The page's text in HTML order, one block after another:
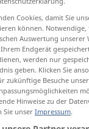
Cookies, damit Sie
können.
Auswertung
Endgerät
werden nur
geben. Klicken Sie
zukünftige Besuche
Hinweise zu der
Sie unser Impressum.